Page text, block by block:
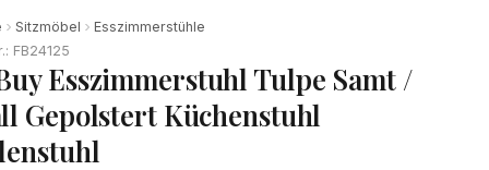
Sitzmöbel
Esszimmerstühle
FB24125
Esszimmerstuhl Tulpe Samt /
Gepolstert Küchenstuhl